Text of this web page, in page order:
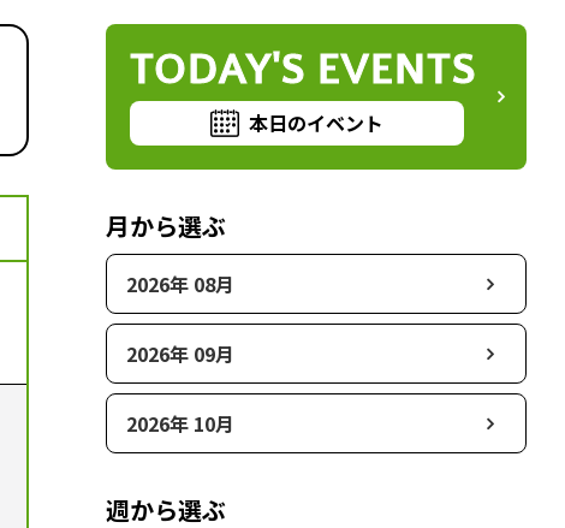
TODAY'S EVENTS
本日のイベント
月から選ぶ
2026年 08月
2026年 09月
2026年 10月
週から選ぶ